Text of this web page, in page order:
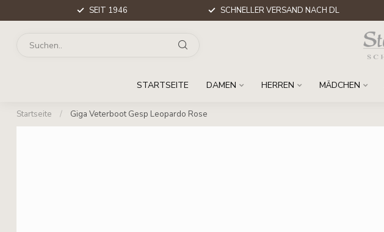
SEIT 1946 SCHNELLER VERSAND NACH DL
STARTSEITE DAMEN HERREN MÄDCHEN
Startseite / Giga Veterboot Gesp Leopardo Rose